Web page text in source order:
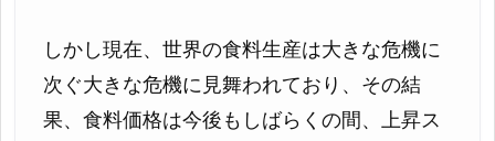
しかし現在、世界の食料生産は大きな危機に
次ぐ大きな危機に見舞われており、その結
果、食料価格は今後もしばらくの間、上昇ス